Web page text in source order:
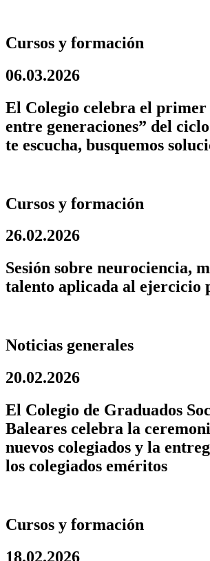
Cursos y formación
06.03.2026
El Colegio celebra el
entre generaciones” del
te escucha, busquemos
Cursos y formación
26.02.2026
Sesión sobre neurociencia,
talento aplicada al ejercicio
Noticias generales
20.02.2026
El Colegio de Graduados
Baleares celebra la
nuevos colegiados y la
los colegiados eméritos
Cursos y formación
18.02.2026